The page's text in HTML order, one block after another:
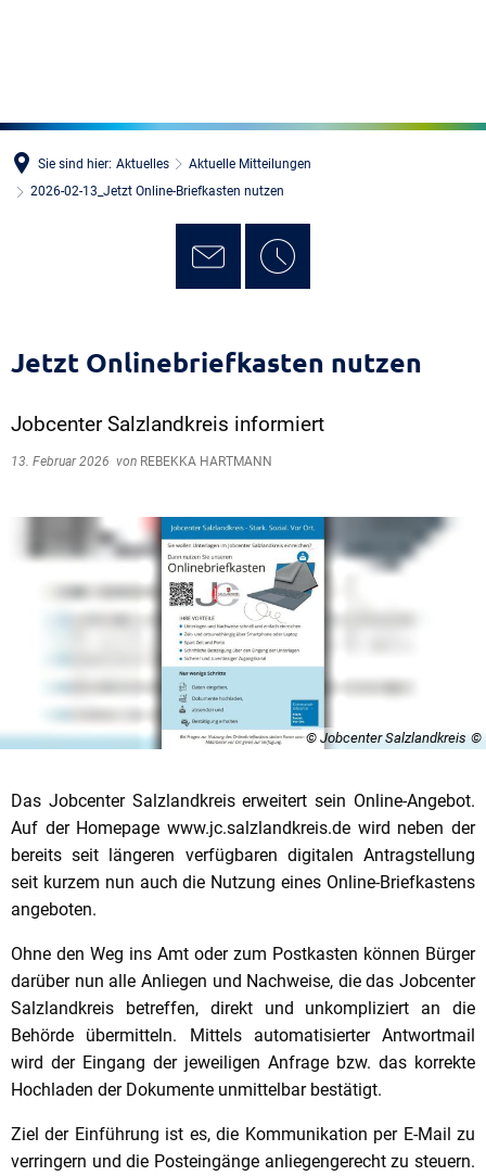
Sie sind hier: Aktuelles
Aktuelle Mitteilungen
2026-02-13_Jetzt Online-Briefkasten nutzen
Jetzt Onlinebriefkasten nutzen
Jobcenter Salzlandkreis informiert
13. Februar 2026 von REBEKKA HARTMANN
© Jobcenter Salzlandkreis
Das Jobcenter Salzlandkreis erweitert sein Online-Angebot.
Auf der Homepage www.jc.salzlandkreis.de wird neben der
bereits seit längeren verfügbaren digitalen Antragstellung
seit kurzem nun auch die Nutzung eines Online-Briefkastens
angeboten.
Ohne den Weg ins Amt oder zum Postkasten können Bürger
darüber nun alle Anliegen und Nachweise, die das Jobcenter
Salzlandkreis betreffen, direkt und unkompliziert an die
Behörde übermitteln. Mittels automatisierter Antwortmail
wird der Eingang der jeweiligen Anfrage bzw. das korrekte
Hochladen der Dokumente unmittelbar bestätigt.
Ziel der Einführung ist es, die Kommunikation per E-Mail zu
verringern und die Posteingänge anliegengerecht zu steuern.